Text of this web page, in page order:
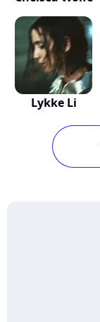
Lykke Li